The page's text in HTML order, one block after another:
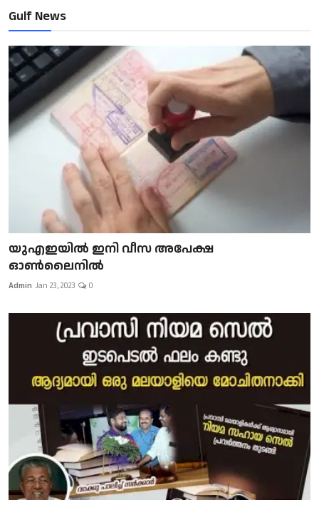
Gulf News
യുഎഇയിൽ ഇനി വീസ അപേക്ഷ
ഓൺലൈനിൽ
Admin Jan 23, 2023 0